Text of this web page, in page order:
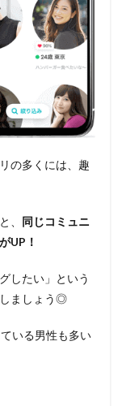
の多くには、趣
、 同じコミュニ
UP！
したい」という
しましょう◎
いる男性も多い